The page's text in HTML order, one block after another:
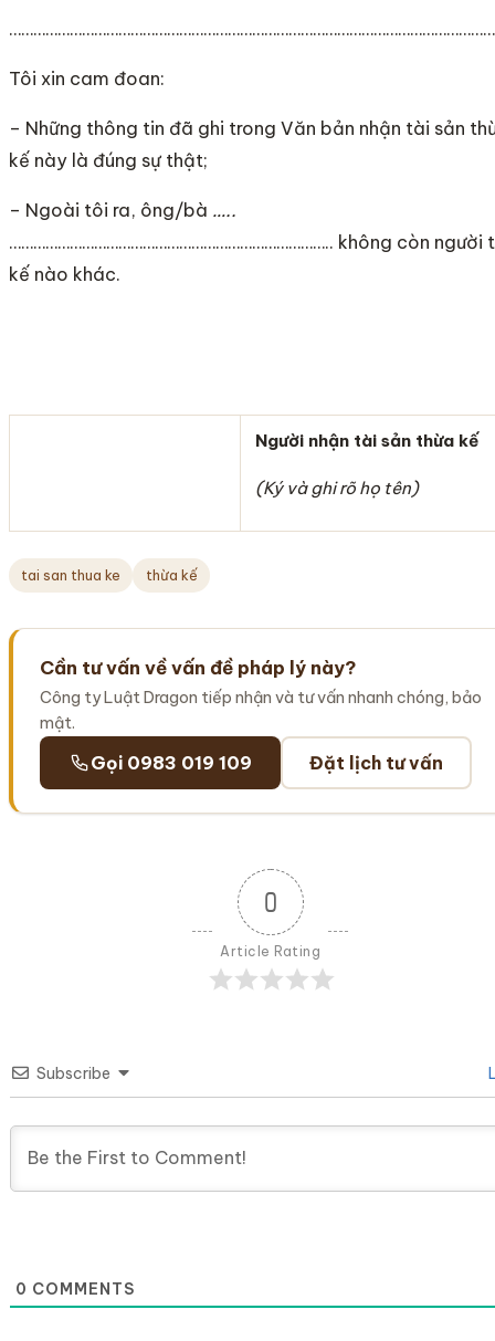
Tôi xin cam đoan:
– Những thông tin đã ghi trong Văn bản nhận tài sản
kế này là đúng sự thật;
– Ngoài tôi ra, ông/bà …..
…………………………………………………………………….. không còn người
kế nào khác.
Người nhận tài sản thừa kế
(Ký và ghi rõ họ tên)
tai san thua ke thừa kế
Cần tư vấn về vấn đề pháp lý này?
Công ty Luật Dragon tiếp nhận và tư vấn nhanh chóng, bảo
mật.
Gọi 0983 019 109 Đặt lịch tư vấn
0
Article Rating
Subscribe
0 COMMENTS